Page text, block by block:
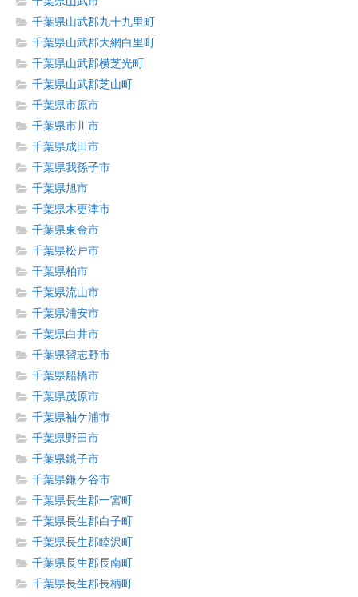
千葉県山武郡九十九里町
千葉県山武郡大網白里町
千葉県山武郡横芝光町
千葉県山武郡芝山町
千葉県市原市
千葉県市川市
千葉県成田市
千葉県我孫子市
千葉県旭市
千葉県木更津市
千葉県東金市
千葉県松戸市
千葉県柏市
千葉県流山市
千葉県浦安市
千葉県白井市
千葉県習志野市
千葉県船橋市
千葉県茂原市
千葉県袖ケ浦市
千葉県野田市
千葉県銚子市
千葉県鎌ケ谷市
千葉県長生郡一宮町
千葉県長生郡白子町
千葉県長生郡睦沢町
千葉県長生郡長南町
千葉県長生郡長柄町